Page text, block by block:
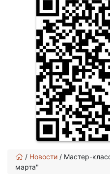
/ Новости / Мастер-
марта"